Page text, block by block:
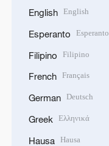
English English
Esperanto Esperanto
Filipino Filipino
French Français
German Deutsch
Greek Ελληνικά
Hausa Hausa